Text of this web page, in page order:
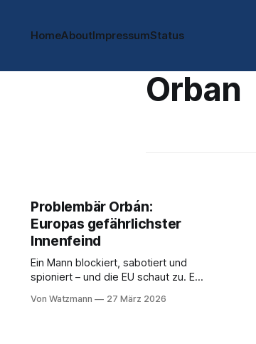
HomeAboutImpressumStatus
Orban
Problembär Orbán:
Europas gefährlichster
Innenfeind
Ein Mann blockiert, sabotiert und
spioniert – und die EU schaut zu. Es
nennen. Viktor Orbán ist kein
Von Watzmann 27 März 2026